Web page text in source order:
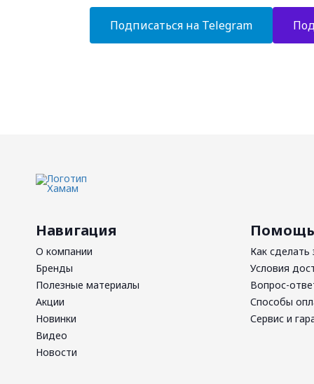
Подписаться на Telegram
Навигация
О компании
Бренды
Полезные материалы
Акции
Новинки
Видео
Новости
Помощь
Как сделать
Условия
Вопрос-
Способы
Сервис и